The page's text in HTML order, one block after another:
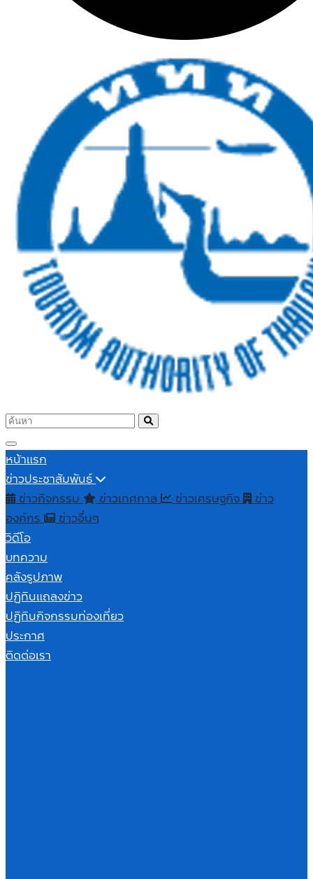
หน้าแรก
ข่าวประชาสัมพันธ์
ข่าวกิจกรรม
ข่าวเทศกาล ข่าวเศรษฐกิจ ข่าว
องค์กร
ข่าวอื่นๆ
วิดีโอ
บทความ
คลังรูปภาพ
ปฏิทินแถลงข่าว
ปฏิทินกิจกรรมท่องเที่ยว
ประกาศ
ติดต่อเรา